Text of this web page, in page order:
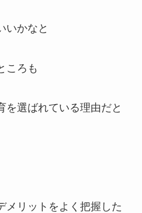
いかなと
ころも
を選ばれている理由だと
メリットをよく把握した